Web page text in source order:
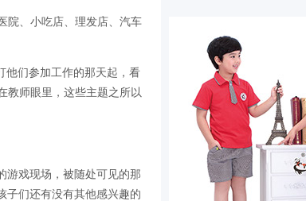
院、小吃店、理发店、汽车
他们参加工作的那天起，看
教师眼里，这些主题之所以
游戏现场，被随处可见的那
子们还有没有其他感兴趣的